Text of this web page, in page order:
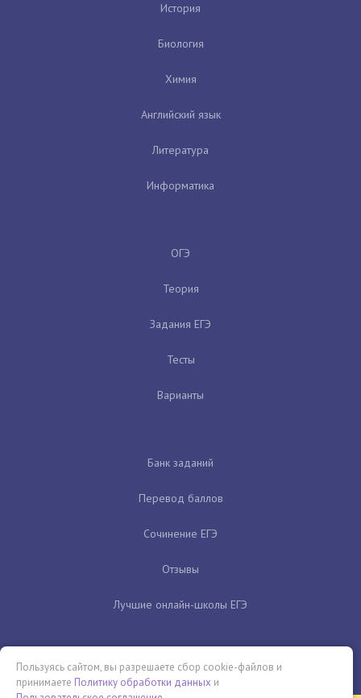
История
Биология
Химия
Английский язык
Литература
Информатика
ОГЭ
Теория
Задания ЕГЭ
Тесты
Варианты
Банк заданий
Перевод баллов
Сочинение ЕГЭ
Отзывы
Лучшие онлайн-школы ЕГЭ
Пользуясь сайтом, вы разрешаете сбор cookie-файлов и
принимаете Политику обработки данных и